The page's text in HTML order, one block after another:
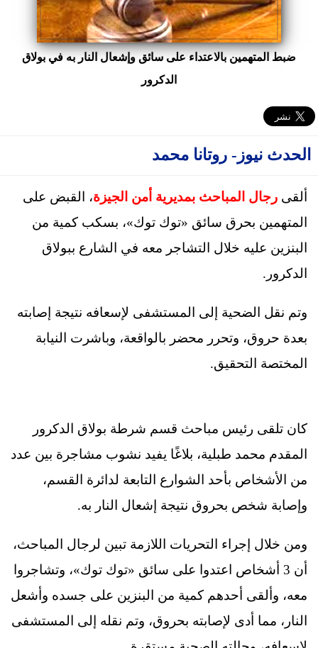
ضبط المتهمين بالاعتداء على سائق وإشعال النار به في بولاق
الدكرور
الحدث نيوز- روتانا محمد
ألقى رجال المباحث بمديرية أمن الجيزة، القبض على
المتهمين بحرق سائق «توك توك»، بسكب كمية من
البنزين عليه خلال التشاجر معه في الشارع ببولاق
الدكرور.
وتم نقل الضحية إلى المستشفى لإسعافه نتيجة إصابته
بعدة حروق، وتحرر محضر بالواقعة، وباشرت النيابة
المختصة التحقيق.
كان تلقى رئيس مباحث قسم شرطة بولاق الدكرور
المقدم محمد طبلية، بلاغًا يفيد نشوب مشاجرة بين عدد
من الأشخاص بأحد الشوارع التابعة لدائرة القسم،
وإصابة شخص بحروق نتيجة إشعال النار به.
ومن خلال إجراء التحريات اللازمة تبين لرجال المباحث،
أن 3 أشخاص اعتدوا على سائق «توك توك»، وتشاجروا
معه، وألقى أحدهم كمية من البنزين على جسده وأشعل
النار، مما أدى لإصابته بحروق، وتم نقله إلى المستشفى